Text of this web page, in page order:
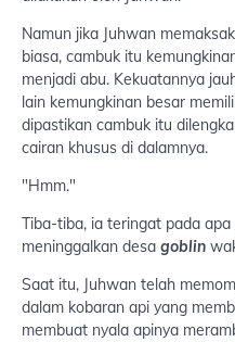
Namun jika Juhwan
biasa, cambuk itu
menjadi abu. Kekuatannya
lain kemungkinan besar
dipastikan cambuk itu
cairan khusus di dalamnya.
"Hmm."
Tiba-tiba, ia teringat pada
meninggalkan desa goblin
Saat itu, Juhwan telah
dalam kobaran api yang
membuat nyala apinya